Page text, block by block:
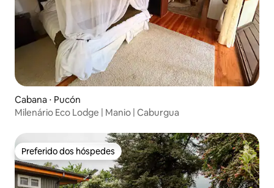
Cabana ⋅ Pucón
Milenário Eco Lodge | Manio | Caburgua
Preferido dos hóspedes
Preferido dos hóspedes